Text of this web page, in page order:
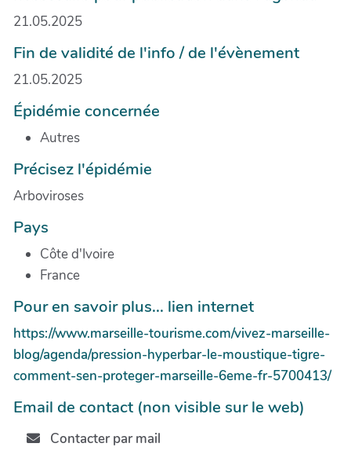
21.05.2025
Fin de validité de l'info / de l'évènement
21.05.2025
Épidémie concernée
Autres
Précisez l'épidémie
Arboviroses
Pays
Côte d'Ivoire
France
Pour en savoir plus... lien internet
https://www.marseille-tourisme.com/vivez-marseille-
blog/agenda/pression-hyperbar-le-moustique-tigre-
comment-sen-proteger-marseille-6eme-fr-5700413/
Email de contact (non visible sur le web)
Contacter par mail